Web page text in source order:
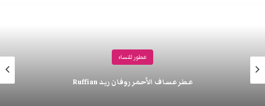
عطور للنساء
عطر عساف الأحمر روفان ريد Ruffian